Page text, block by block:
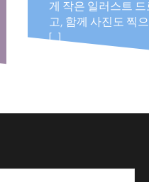
게 작은 일러스트
고, 함께 사진도 찍
[...]